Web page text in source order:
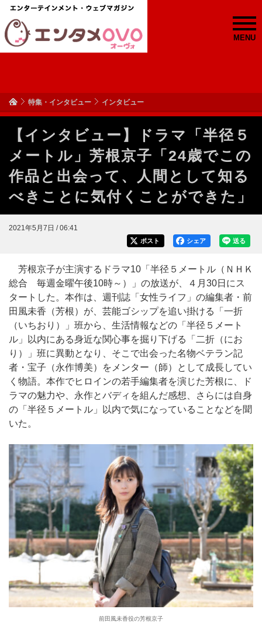
MENU
特集・インタビュー インタビュー
【インタビュー】ドラマ「半径５
メートル」芳根京子「24歳でこの
作品と出会って、人間として知る
べきことに気付くことができた」
2021年5月7日 / 06:41
送る
シェア
ポスト
芳根京子が主演するドラマ10「半径５メートル（ＮＨＫ
総合 毎週金曜午後10時～）」の放送が、４月30日にス
タートした。本作は、週刊誌「女性ライフ」の編集者・前
田風未香（芳根）が、芸能ゴシップを追い掛ける「一折
（いちおり）」班から、生活情報などの「半径５メート
ル」以内にある身近な関心事を掘り下げる「二折（にお
り）」班に異動となり、そこで出会った名物ベテラン記
者・宝子（永作博美）をメンター（師）として成長してい
く物語。本作でヒロインの若手編集者を演じた芳根に、ド
ラマの魅力や、永作とバディを組んだ感想、さらには自身
の「半径５メートル」以内で気になっていることなどを聞
いた。
前田風未香役の芳根京子